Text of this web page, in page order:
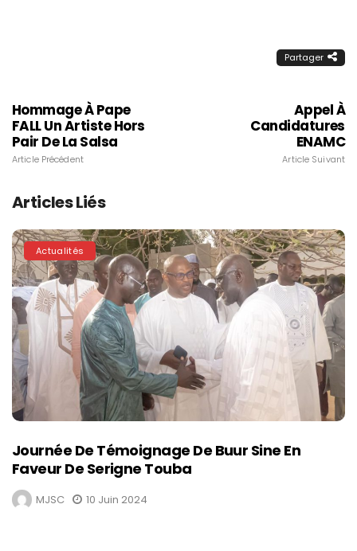
Partager
Hommage À Pape
FALL Un Artiste Hors
Pair De La Salsa
Article Précédent
Appel À
Candidatures
ENAMC
Article Suivant
Articles Liés
Actualités
Journée De Témoignage De Buur Sine En
Faveur De Serigne Touba
MJSC 10 Juin 2024